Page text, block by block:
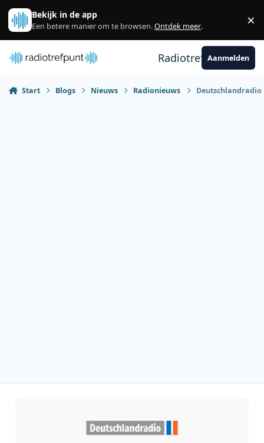
Spring naar bijdragen
Bekijk in de app
Een betere manier om te browsen.Ontdek meer. ×
RadiotrefpuntAanmelden
Start Blogs Nieuws Radionieuws Deutschlandradio